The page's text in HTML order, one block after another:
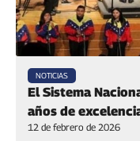
NOTICIAS
El Sistema
años de
12 de febrero de 2026